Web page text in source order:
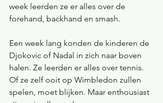
week leerden ze er alles over de
forehand, backhand en smash.
Een week lang konden de kinderen de
Djokovic of Nadal in zich naar boven
halen. Ze leerden er alles over tennis.
Of ze zelf ooit op Wimbledon zullen
spelen, moet blijken. Maar enthousiast